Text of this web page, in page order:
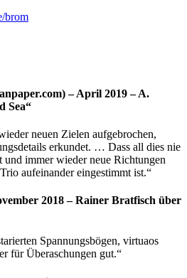
brom
– April 2019 – A.
Sea“
neuen Zielen aufgebrochen,
erkundet. … Dass all dies nie
immer wieder neue Richtungen
aufeinander eingestimmt ist.“
2018 – Rainer Bratfisch über
Spannungsbögen, virtuaos
für Überaschungen gut.“